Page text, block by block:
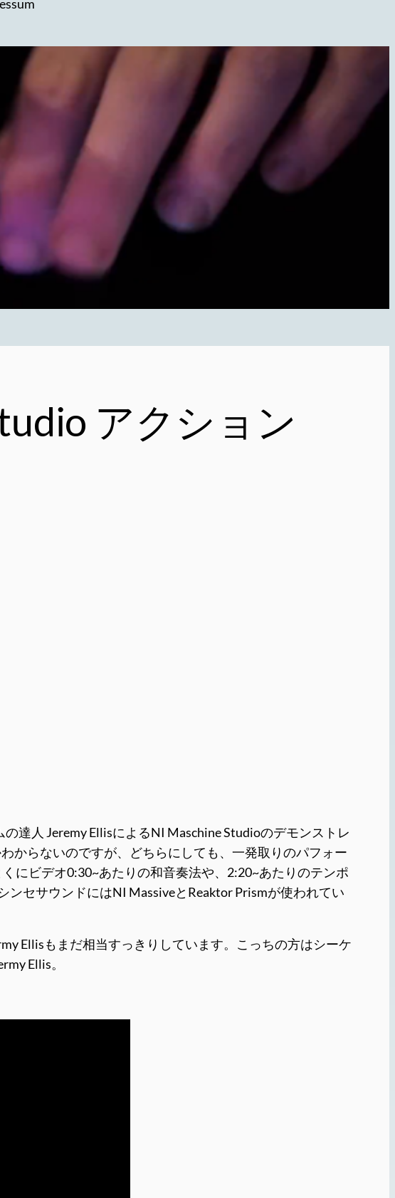
アクション
の達人 Jeremy EllisによるNI Maschine Studioのデモンストレ
からないのですが、どちらにしても、一発取りのパフォー
にビデオ0:30~あたりの和音奏法や、2:20~あたりのテンポ
セサウンドにはNI MassiveとReaktor Prismが使われてい
Ellisもまだ相当すっきりしています。こっちの方はシーケ
Ellis。